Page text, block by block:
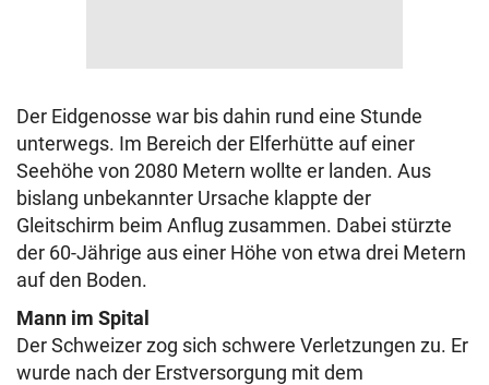
Der Eidgenosse war bis dahin rund eine Stunde
unterwegs. Im Bereich der Elferhütte auf einer
Seehöhe von 2080 Metern wollte er landen. Aus
bislang unbekannter Ursache klappte der
Gleitschirm beim Anflug zusammen. Dabei stürzte
der 60-Jährige aus einer Höhe von etwa drei Metern
auf den Boden.
Mann im Spital
Der Schweizer zog sich schwere Verletzungen zu. Er
wurde nach der Erstversorgung mit dem